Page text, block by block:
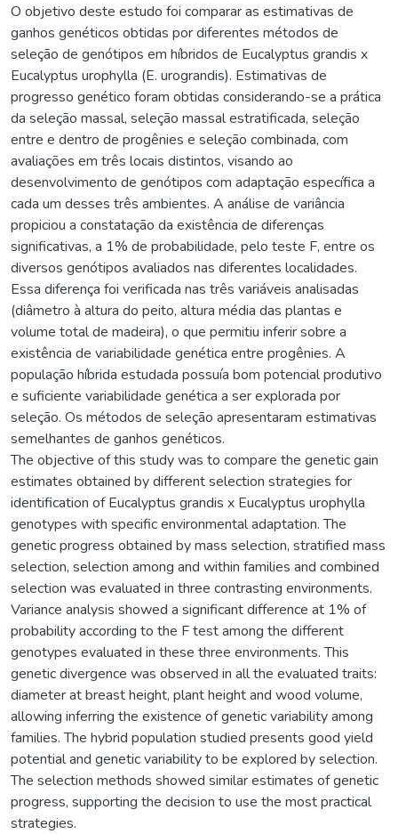
O objetivo deste estudo foi comparar as estimativas de
ganhos genéticos obtidas por diferentes métodos de
seleção de genótipos em híbridos de Eucalyptus grandis x
Eucalyptus urophylla (E. urograndis). Estimativas de
progresso genético foram obtidas considerando-se a prática
da seleção massal, seleção massal estratificada, seleção
entre e dentro de progênies e seleção combinada, com
avaliações em três locais distintos, visando ao
desenvolvimento de genótipos com adaptação específica a
cada um desses três ambientes. A análise de variância
propiciou a constatação da existência de diferenças
significativas, a 1% de probabilidade, pelo teste F, entre os
diversos genótipos avaliados nas diferentes localidades.
Essa diferença foi verificada nas três variáveis analisadas
(diâmetro à altura do peito, altura média das plantas e
volume total de madeira), o que permitiu inferir sobre a
existência de variabilidade genética entre progênies. A
população híbrida estudada possuía bom potencial produtivo
e suficiente variabilidade genética a ser explorada por
seleção. Os métodos de seleção apresentaram estimativas
semelhantes de ganhos genéticos.
The objective of this study was to compare the genetic gain
estimates obtained by different selection strategies for
identification of Eucalyptus grandis x Eucalyptus urophylla
genotypes with specific environmental adaptation. The
genetic progress obtained by mass selection, stratified mass
selection, selection among and within families and combined
selection was evaluated in three contrasting environments.
Variance analysis showed a significant difference at 1% of
probability according to the F test among the different
genotypes evaluated in these three environments. This
genetic divergence was observed in all the evaluated traits:
diameter at breast height, plant height and wood volume,
allowing inferring the existence of genetic variability among
families. The hybrid population studied presents good yield
potential and genetic variability to be explored by selection.
The selection methods showed similar estimates of genetic
progress, supporting the decision to use the most practical
strategies.